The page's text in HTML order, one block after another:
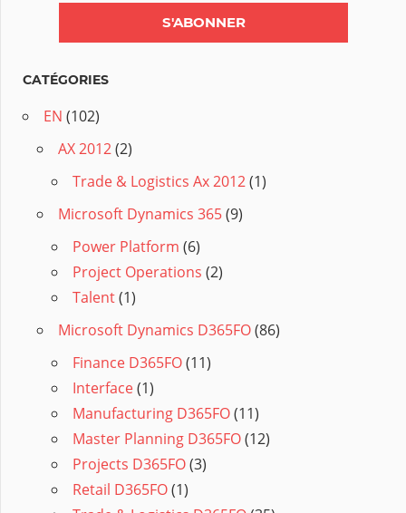
CATÉGORIES
EN (102)
AX 2012(2)
Trade & Logistics Ax 2012(1)
Microsoft Dynamics 365(9)
Power Platform (6)
Project Operations (2)
Talent(1)
Microsoft Dynamics D365FO(86)
Finance D365FO(11)
Interface(1)
Manufacturing D365FO(11)
Master Planning D365FO(12)
Projects D365FO(3)
Retail D365FO(1)